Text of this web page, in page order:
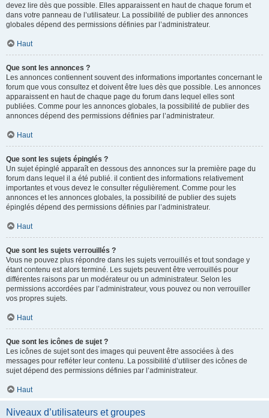
devez lire dès que possible. Elles apparaissent en haut de chaque forum et
dans votre panneau de l’utilisateur. La possibilité de publier des annonces
globales dépend des permissions définies par l’administrateur.
Haut
Que sont les annonces ?
Les annonces contiennent souvent des informations importantes concernant le
forum que vous consultez et doivent être lues dès que possible. Les annonces
apparaissent en haut de chaque page du forum dans lequel elles sont
publiées. Comme pour les annonces globales, la possibilité de publier des
annonces dépend des permissions définies par l’administrateur.
Haut
Que sont les sujets épinglés ?
Un sujet épinglé apparaît en dessous des annonces sur la première page du
forum dans lequel il a été publié. il contient des informations relativement
importantes et vous devez le consulter régulièrement. Comme pour les
annonces et les annonces globales, la possibilité de publier des sujets
épinglés dépend des permissions définies par l’administrateur.
Haut
Que sont les sujets verrouillés ?
Vous ne pouvez plus répondre dans les sujets verrouillés et tout sondage y
étant contenu est alors terminé. Les sujets peuvent être verrouillés pour
différentes raisons par un modérateur ou un administrateur. Selon les
permissions accordées par l’administrateur, vous pouvez ou non verrouiller
vos propres sujets.
Haut
Que sont les icônes de sujet ?
Les icônes de sujet sont des images qui peuvent être associées à des
messages pour refléter leur contenu. La possibilité d’utiliser des icônes de
sujet dépend des permissions définies par l’administrateur.
Haut
Niveaux d’utilisateurs et groupes